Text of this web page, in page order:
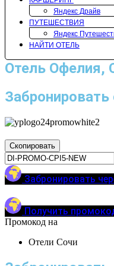
Яндекс Драйв
ПУТЕШЕСТВИЯ
Яндекс
НАЙТИ ОТЕЛЬ
Отель Офелия,
Скопировать
Забронировать
Получить
Промокод на
Отели Сочи